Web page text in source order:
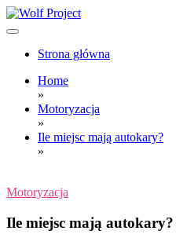
Skip
to
Wolf Project
Strona główna
Home
»
Motoryzacja
»
Ile miejsc mają autokary?
»
Motoryzacja
Ile miejsc mają autokary?